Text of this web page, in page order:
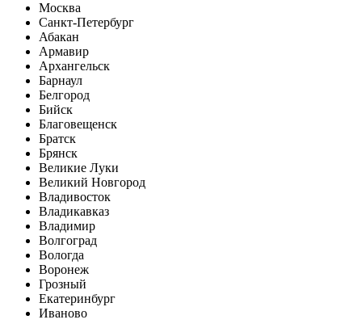
Москва
Санкт-Петербург
Абакан
Армавир
Архангельск
Барнаул
Белгород
Бийск
Благовещенск
Братск
Брянск
Великие Луки
Великий Новгород
Владивосток
Владикавказ
Владимир
Волгоград
Вологда
Воронеж
Грозный
Екатеринбург
Иваново